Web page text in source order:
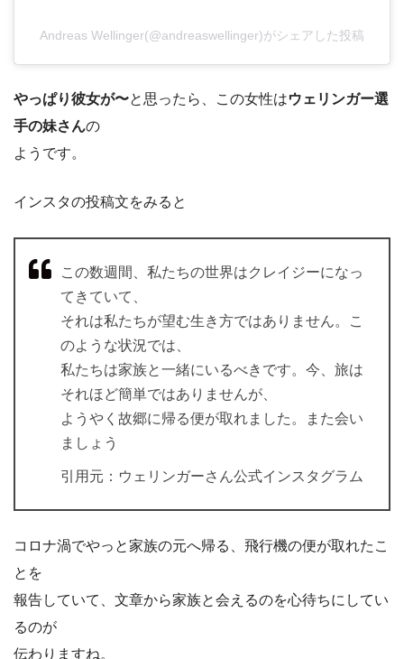
Andreas Wellinger(@andreaswellinger)がシェアした投稿
やっぱり彼女が〜と思ったら、この女性はウェリンガー選
手の妹さんの
ようです。
インスタの投稿文をみると
この数週間、私たちの世界はクレイジーになっ
てきていて、
それは私たちが望む生き方ではありません。こ
のような状況では、
私たちは家族と一緒にいるべきです。今、旅は
それほど簡単ではありませんが、
ようやく故郷に帰る便が取れました。また会い
ましょう
引用元：ウェリンガーさん公式インスタグラム
コロナ渦でやっと家族の元へ帰る、飛行機の便が取れたこ
とを
報告していて、文章から家族と会えるのを心待ちにしてい
るのが
伝わりますね。